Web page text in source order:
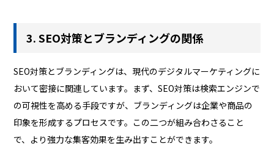
3. SEO対策とブランディングの関係
SEO対策とブランディングは、現代のデジタルマーケティングに
おいて密接に関連しています。まず、SEO対策は検索エンジンで
の可視性を高める手段ですが、ブランディングは企業や商品の
印象を形成するプロセスです。この二つが組み合わさること
で、より強力な集客効果を生み出すことができます。